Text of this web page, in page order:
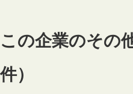
この企業のその
件）